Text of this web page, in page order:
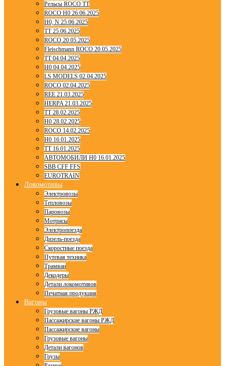
Рельсы ROCO TT
ROCO H0 26.06.2025
H0, N 25.06.2025
TT 25.06.2025
ROCO 20.05.2025
Fleischmann ROCO 20.05.2025
TT 04.04.2025
H0 04.04.2025
LS MODELS 02.04.2025
ROCO 02.04.2025
REE 21.03.2025
HERPA 21.03.2025
TT 28.02.2025
H0 28.02.2025
ROCO 14.02.2025
H0 16.01.2025
TT 16.01.2025
АВТОМОБИЛИ H0 16.01.2025
SBB CFF FFS
EUROTRAIN
Локомотивы
Электровозы
Тепловозы
Паровозы
Мотрисы
Электропоезда
Дизель-поезда
Скоростные поезда
Путевая техника
Трамваи
Декодеры
Детали локомотивов
Печатная продукция
Вагоны
Грузовые вагоны РЖД
Пассажирские вагоны РЖД
Пассажирские вагоны
Грузовые вагоны
Детали вагонов
Грузы